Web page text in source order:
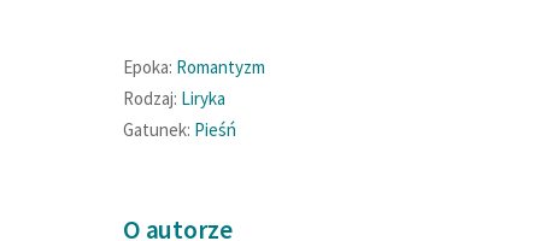
Epoka: Romantyzm
Rodzaj: Liryka
Gatunek: Pieśń
O autorze